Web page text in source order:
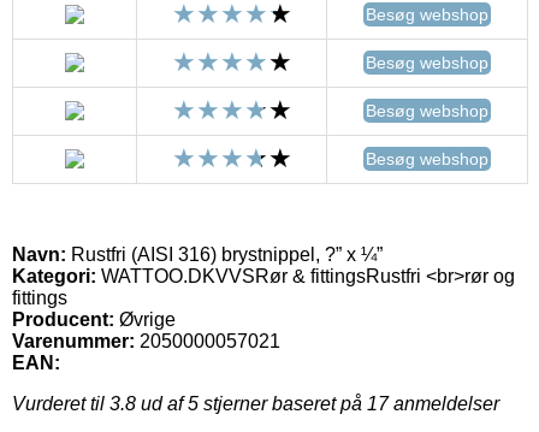
Besøg webshop
Besøg webshop
Besøg webshop
Besøg webshop
Navn: Rustfri (AISI 316) brystnippel, ?” x ¼”
Kategori: WATTOO.DKVVSRør & fittingsRustfri <br>rør og
fittings
Producent: Øvrige
Varenummer: 2050000057021
EAN:
Vurderet til 3.8 ud af 5 stjerner baseret på 17anmeldelser